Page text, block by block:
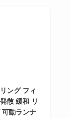
ング フィ
散 緩和 リ
動ランナ